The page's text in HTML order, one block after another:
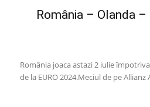
România – Olanda
România joaca astazi 2 iulie
de la EURO 2024.Meciul de pe